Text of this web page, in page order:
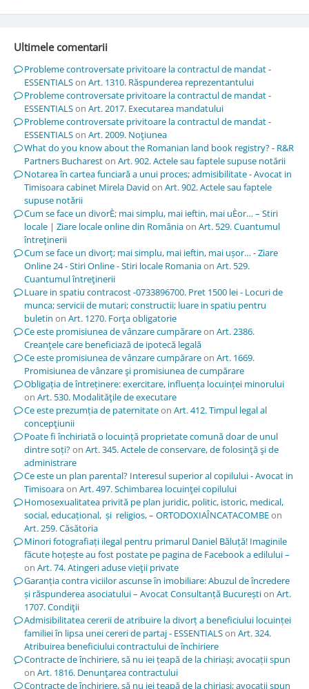
Ultimele comentarii
Probleme controversate privitoare la contractul de mandat -
ESSENTIALSon Art. 1310. Răspunderea reprezentantului
Probleme controversate privitoare la contractul de mandat -
ESSENTIALSon Art. 2017. Executarea mandatului
Probleme controversate privitoare la contractul de mandat -
ESSENTIALSon Art. 2009. Noţiunea
What do you know about the Romanian land book registry? - R&R
Partners Buchareston Art. 902. Actele sau faptele supuse notării
Notarea în cartea funciară a unui proces; admisibilitate - Avocat in
Timisoara cabinet Mirela David on Art. 902. Actele sau faptele
supuse notării
Cum se face un divorÈ; mai simplu, mai ieftin, mai uÈor… – Stiri
locale | Ziare locale online din Româniaon Art. 529. Cuantumul
întreţinerii
Cum se face un divorț; mai simplu, mai ieftin, mai ușor… - Ziare
Online 24 - Stiri Online - Stiri locale Romaniaon Art. 529.
Cuantumul întreţinerii
Luare in spatiu contracost -0733896700. Pret 1500 lei - Locuri de
munca; servicii de mutari; constructii; luare in spatiu pentru
buletin on Art. 1270. Forţa obligatorie
Ce este promisiunea de vânzare cumpărareon Art. 2386.
Creanţele care beneficiază de ipotecă legală
Ce este promisiunea de vânzare cumpărareon Art. 1669.
Promisiunea de vânzare şi promisiunea de cumpărare
Obligația de întreținere: exercitare, influența locuinței minorului
on Art. 530. Modalităţile de executare
Ce este prezumția de paternitateon Art. 412. Timpul legal al
concepţiunii
Poate fi închiriată o locuință proprietate comună doar de unul
dintre soți?on Art. 345. Actele de conservare, de folosinţă şi de
administrare
Ce este un plan parental? Interesul superior al copilului - Avocat in
Timisoaraon Art. 497. Schimbarea locuinţei copilului
Homosexualitatea privită pe plan juridic, politic, istoric, medical,
social, educațional, și religios, – ORTODOXIAÎNCATACOMBEon
Art. 259. Căsătoria
Minori fotografiați ilegal pentru primarul Daniel Băluță! Imaginile
făcute hoțește au fost postate pe pagina de Facebook a edilului –
on Art. 74. Atingeri aduse vieţii private
Garanția contra viciilor ascunse în imobiliare: Abuzul de încredere
și răspunderea asociatului – Avocat Consultanță Bucureștion Art.
1707. Condiţii
Admisibilitatea cererii de atribuire la divorț a beneficiului locuinței
familiei în lipsa unei cereri de partaj - ESSENTIALSon Art. 324.
Atribuirea beneficiului contractului de închiriere
Contracte de închiriere, să nu iei țeapă de la chiriași; avocații spun
on Art. 1816. Denunţarea contractului
Contracte de închiriere, să nu iei țeapă de la chiriași; avocații spun